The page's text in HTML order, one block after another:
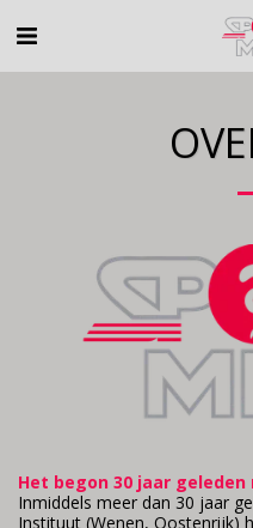
Het begon 30 jaar
Inmiddels meer dan 30 jaar
Instituut (Wenen, Oostenrijk)